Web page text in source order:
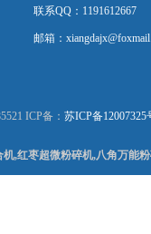
联系QQ：1191612667
邮箱：
ICP备： 苏ICP备12007325
,红枣超微粉碎机,八角万能